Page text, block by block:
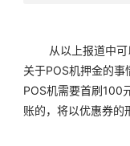
关于POS机押金的事
POS机需要首刷100
账的，将以优惠券的